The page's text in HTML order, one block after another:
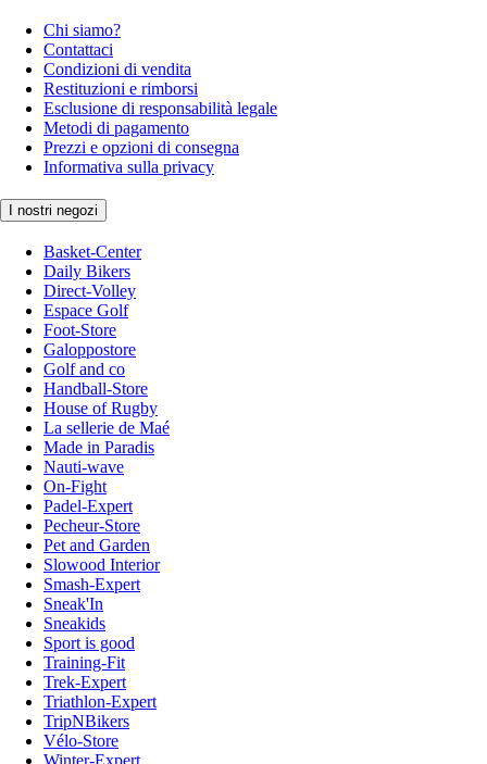
Chi siamo?
Contattaci
Condizioni di vendita
Restituzioni e rimborsi
Esclusione di responsabilità legale
Metodi di pagamento
Prezzi e opzioni di consegna
Informativa sulla privacy
I nostri negozi
Basket-Center
Daily Bikers
Direct-Volley
Espace Golf
Foot-Store
Galoppostore
Golf and co
Handball-Store
House of Rugby
La sellerie de Maé
Made in Paradis
Nauti-wave
On-Fight
Padel-Expert
Pecheur-Store
Pet and Garden
Slowood Interior
Smash-Expert
Sneak'In
Sneakids
Sport is good
Training-Fit
Trek-Expert
Triathlon-Expert
TripNBikers
Vélo-Store